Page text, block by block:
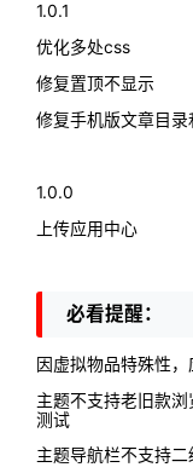
1.0.1
优化多处css
修复置顶不显示
修复手机版文章目
1.0.0
上传应用中心
必看提醒：
因虚拟物品特殊性
主题不支持老旧款
测试
主题导航栏不支持二